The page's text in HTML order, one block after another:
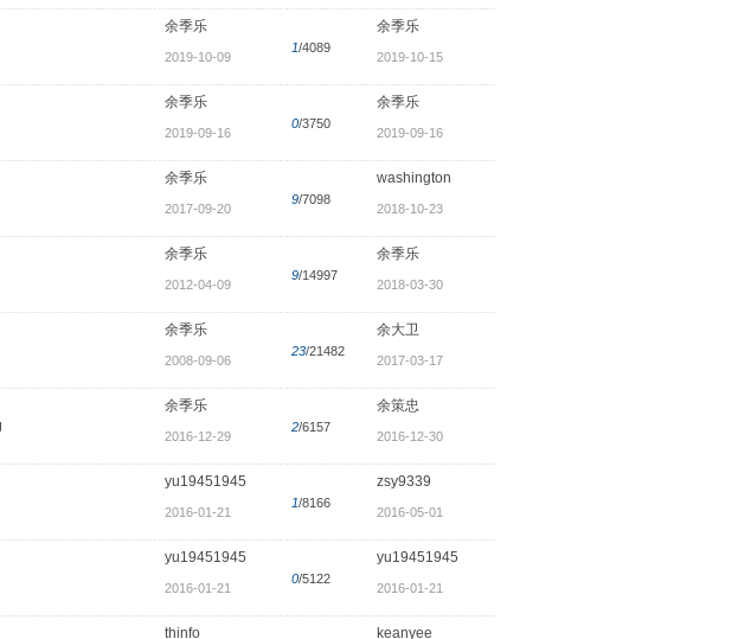
余季乐
2019-10-09
1/4089
余季乐
2019-10-15
余季乐
2019-09-16
0/3750
余季乐
2019-09-16
余季乐
2017-09-20
9/7098
washington
2018-10-23
余季乐
2012-04-09
9/14997
余季乐
2018-03-30
余季乐
2008-09-06
23/21482
余大卫
2017-03-17
余季乐
2016-12-29
2/6157
余策忠
2016-12-30
yu19451945
2016-01-21
1/8166
zsy9339
2016-05-01
yu19451945
2016-01-21
0/5122
yu19451945
2016-01-21
thinfo keanyee